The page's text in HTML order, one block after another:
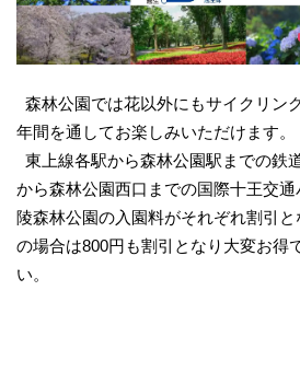
森林公園では花以外にもサイクリン
年間を通してお楽しみいただけます。
東上線各駅から森林公園駅までの鉄
から森林公園西口までの国際十王交
陵森林公園の入園料がそれぞれ割引
の場合は800円も割引となり大変お得
い。